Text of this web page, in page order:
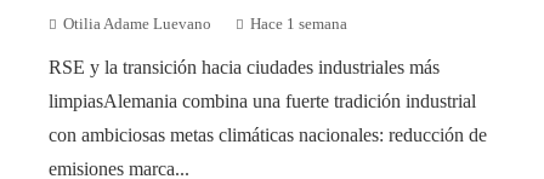
Otilia Adame Luevano Hace 1 semana
RSE y la transición hacia ciudades industriales más
limpiasAlemania combina una fuerte tradición industrial
con ambiciosas metas climáticas nacionales: reducción de
emisiones marca...